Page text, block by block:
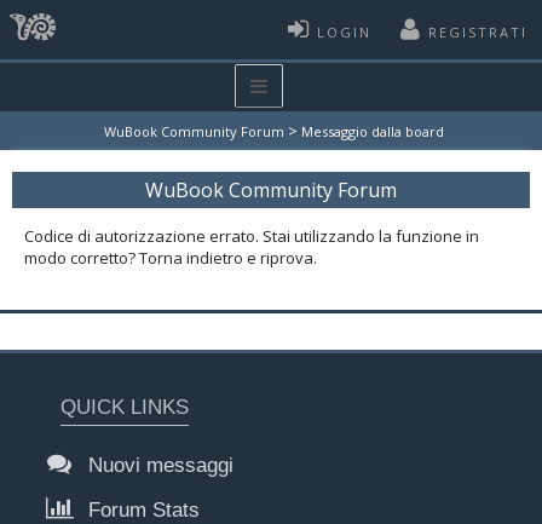
LOGIN REGISTRATI
WuBook Community Forum > Messaggio dalla board
WuBook Community Forum
Codice di autorizzazione errato. Stai utilizzando la funzione in
modo corretto? Torna indietro e riprova.
QUICK LINKS
Nuovi messaggi
Forum Stats